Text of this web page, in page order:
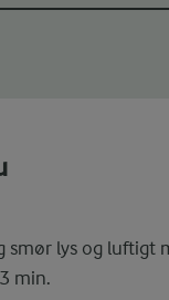
smør lys og luftigt
min.